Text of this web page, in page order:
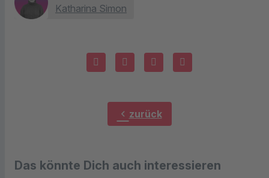
Katharina Simon
chevron_left zurück
Das könnte Dich auch interessieren